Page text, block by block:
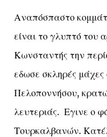
Αναπόσπαστο
είναι το γλυπτό
Κωνσταντής την
εδωσε σκληρές μάχες
Πελοποννήσου,
λευτεριάς. Εγινε ο
Τουρκαλβανών.